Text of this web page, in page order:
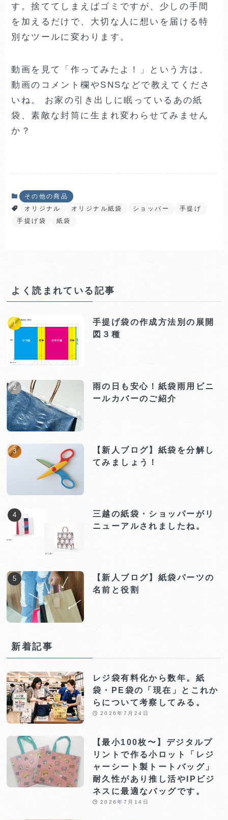
す。捨ててしまえばゴミですが、少しの手間
を加えるだけで、大切な人に想いを届ける特
別なツールに変わります。
動画を見て「作ってみたよ！」という方は、
動画のコメント欄やSNSなどで教えてくださ
いね。 お家の引き出しに眠っているあの紙
袋、素敵な封筒に生まれ変わらせてみません
か？
その他の商品
オリジナル
オリジナル紙袋 ショッパー
手提げ
手提げ袋
紙袋
よく読まれている記事
手提げ袋の作成方法別の展開
図３種
雨の日も安心！紙袋雨用ビニ
ールカバーのご紹介
【新人ブログ】紙袋を分解し
てみましょう！
三越の紙袋・ショッパーがリ
ニューアルされましたね。
【新人ブログ】紙袋パーツの
名前と役割
新着記事
レジ袋有料化から数年。紙
袋・PE袋の「現在」とこれか
らについて考察してみる。
2026年7月24日
【最小100枚〜】デジタルプ
リントで作る小ロット「レジ
ャーシート製トートバッグ」
耐久性があり推し活やIPビジ
ネスに最適なバッグです。
2026年7月14日